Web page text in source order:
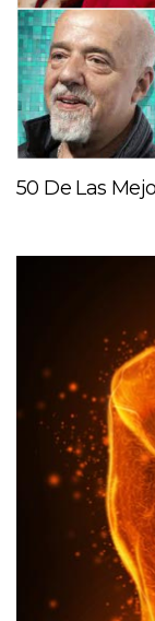
50 De Las